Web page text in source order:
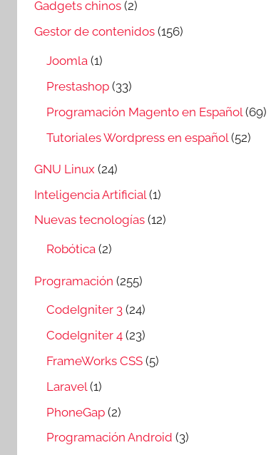
Gadgets chinos (2)
Gestor de contenidos (156)
Joomla (1)
Prestashop (33)
Programación Magento en Español (69)
Tutoriales Wordpress en español (52)
GNU Linux (24)
Inteligencia Artificial (1)
Nuevas tecnologías (12)
Robótica (2)
Programación (255)
CodeIgniter 3 (24)
CodeIgniter 4 (23)
FrameWorks CSS (5)
Laravel (1)
PhoneGap (2)
Programación Android (3)